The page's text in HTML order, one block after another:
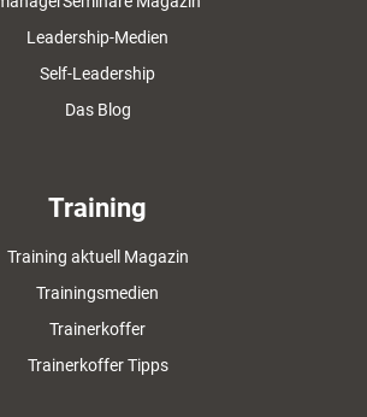
Leadership-Medien
Self-Leadership
Das Blog
Training
Training aktuell Magazin
Trainingsmedien
Trainerkoffer
Trainerkoffer Tipps